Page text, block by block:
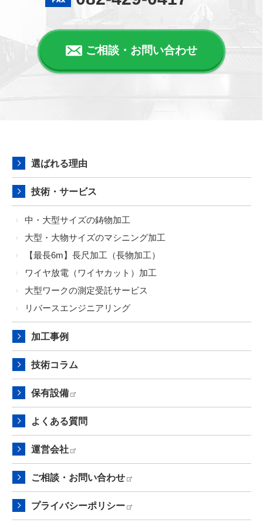
ご相談・お問い合わせ
選ばれる理由
技術・サービス
中・大型サイズの鋳物加工
大型・大物サイズのマシニング加工
【最長6m】長尺加工（長物加工）
ワイヤ放電（ワイヤカット）加工
大型ワークの測定受託サービス
リバースエンジニアリング
加工事例
技術コラム
保有設備
よくある質問
運営会社
ご相談・お問い合わせ
プライバシーポリシー